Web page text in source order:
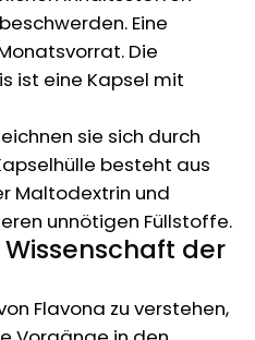
Eine
Die
ist eine Kapsel mit
sie sich durch
besteht aus
Maltodextrin und
unnötigen Füllstoffe.
Wissenschaft der
Flavona zu verstehen,